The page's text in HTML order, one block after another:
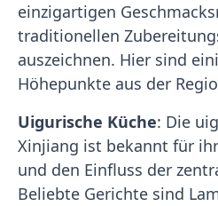
einzigartigen
traditionellen
auszeichnen. Hier sind
Höhepunkte aus der
Uigurische Küche: Die
Xinjiang ist bekannt für
und den Einfluss der
Beliebte Gerichte sind